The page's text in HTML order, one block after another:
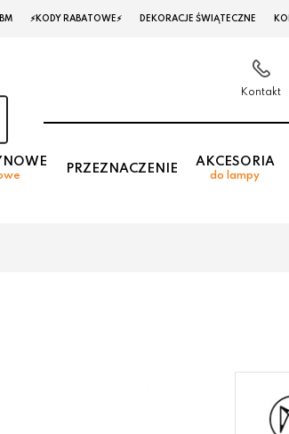
⚡KODY RABATOWE⚡ DEKORACJE ŚWIĄTECZNE
Kontakt
PRZEZNACZENIE
AKCESORIA
do lampy